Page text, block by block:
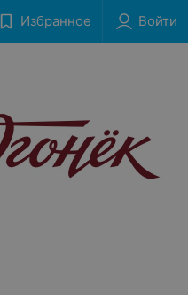
Избранное Войти